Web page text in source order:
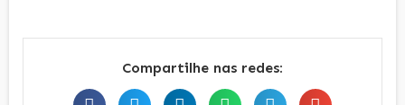
Compartilhe nas redes: